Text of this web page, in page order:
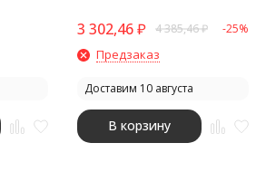
3 302,46₽ 4 385,46₽ -25%
Предзаказ
Доставим 10 августа
В корзину